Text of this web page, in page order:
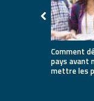
Comment
pays avant
mettre les